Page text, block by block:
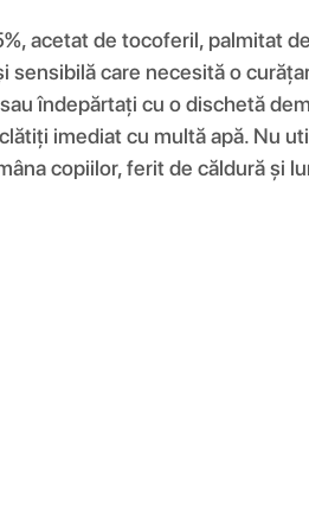
acetat de tocoferil, palmitat
care necesită o
îndepărtați cu o dischetă
imediat cu multă apă. Nu
copiilor, ferit de căldură și